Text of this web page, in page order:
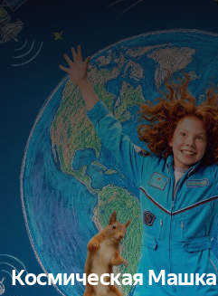
Космическая Машка